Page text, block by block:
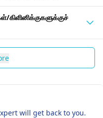
கிளினிக்குகளுக்குச்
will get back to you.